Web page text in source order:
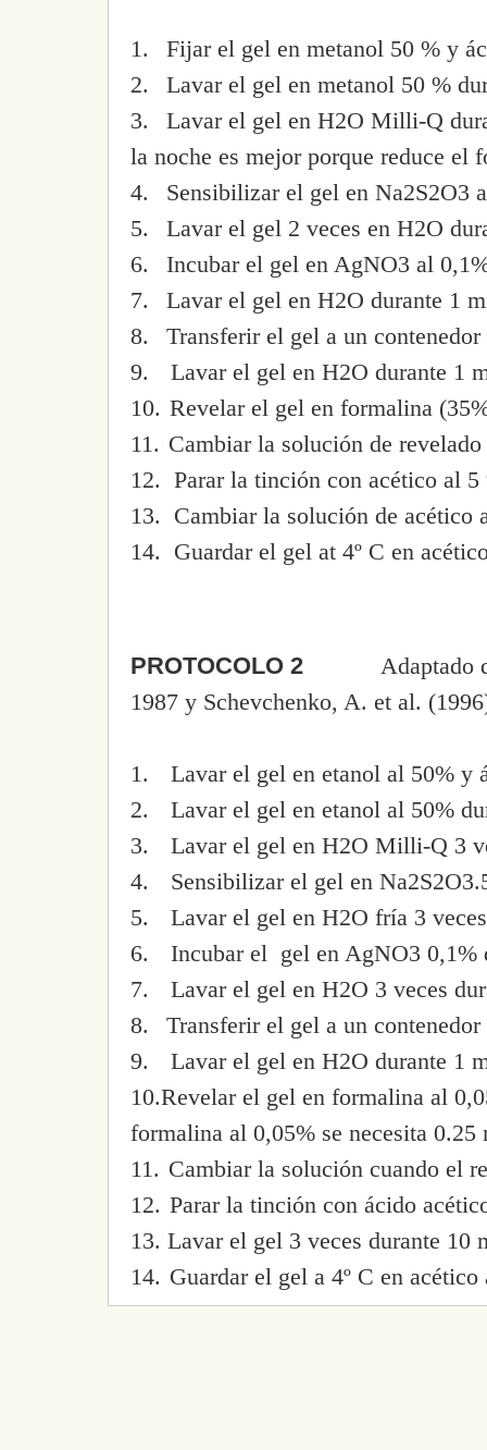
1.
Fijar el gel en metanol 50 % y
2.
Lavar el gel en metanol 50 %
3.
Lavar el gel en H2O Milli-Q
la noche es mejor porque reduce el
4.
Sensibilizar el gel en Na2S2O3
5.
Lavar el gel 2 veces en H2O
6.
Incubar el gel en AgNO3 al
7.
Lavar el gel en H2O durante 1
8.
Transferir el gel a un
9.
Lavar el gel en H2O durante 1
10. Revelar el gel en formalina
11. Cambiar la solución de
12. Parar la tinción con acético al 5
13. Cambiar la solución de acético
14. Guardar el gel at 4º C en
PROTOCOLO 2 Adaptado de
1987 y Schevchenko, A. et al.
1.
Lavar el gel en etanol al 50% y
2.
Lavar el gel en etanol al 50%
3.
Lavar el gel en H2O Milli-Q 3
4.
Sensibilizar el gel en
5.
Lavar el gel en H2O fría 3
6.
Incubar el gel en AgNO3 0,1%
7.
Lavar el gel en H2O 3 veces
8.
Transferir el gel a un
9.
Lavar el gel en H2O durante 1
10.Revelar el gel en formalina al
formalina al 0,05% se necesita
11. Cambiar la solución cuando el
12. Parar la tinción con ácido
13. Lavar el gel 3 veces durante
14. Guardar el gel a 4º C en acético